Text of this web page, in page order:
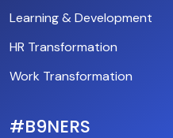
Learning & Development
HR Transformation
Work Transformation
#B9NERS